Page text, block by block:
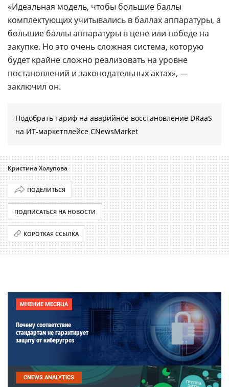
«Идеальная модель, чтобы большие баллы
комплектующих учитывались в баллах аппаратуры, а
большие баллы аппаратуры в цене или победе на
закупке. Но это очень сложная система, которую
будет крайне сложно реализовать на уровне
постановлений и законодательных актах», —
заключил он.
Подобрать тариф на аварийное восстановление DRaaS
на ИТ-маркетплейсе CNewsMarket
Кристина Холупова
ПОДЕЛИТЬСЯ
ПОДПИСАТЬСЯ НА НОВОСТИ
КОРОТКАЯ ССЫЛКА
МНЕНИЕ МЕСЯЦА
Почему соответствие
стандартам не гарантирует
защиту от киберугроз
CNEWS ANALYTICS